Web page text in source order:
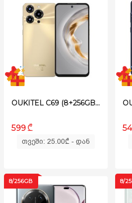
OUKITEL C69 (8+256GB) GOLDEN
599 ₾
თვეში: 25.00₾- დან
8/256GB 8/